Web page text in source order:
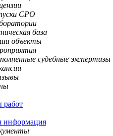
СРО
база
объекты
судебные экспертизы
информация